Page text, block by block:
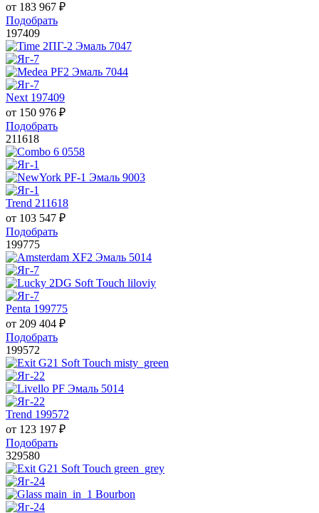
от 183 967 ₽
Подобрать
197409
Next 197409
от 150 976 ₽
Подобрать
211618
Trend 211618
от 103 547 ₽
Подобрать
199775
Penta 199775
от 209 404 ₽
Подобрать
199572
Trend 199572
от 123 197 ₽
Подобрать
329580